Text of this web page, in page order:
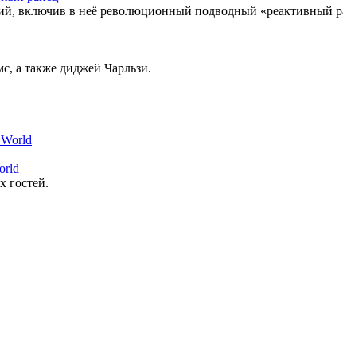
включив в неё революционный подводный «реактивный
а также диджей Чарльзи.
гостей.